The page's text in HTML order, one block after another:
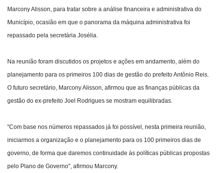
Marcony Alisson, para tratar sobre a análise financeira e administrativa do
Município, ocasião em que o panorama da máquina administrativa foi
repassado pela secretária Josélia.
Na reunião foram discutidos os projetos e ações em andamento, além do
planejamento para os primeiros 100 dias de gestão do prefeito Antônio Reis.
O futuro secretário, Marcony Alisson, afirmou que as finanças públicas da
gestão do ex-prefeito Joel Rodrigues se mostram equilibradas.
"Com base nos números repassados já foi possível, nesta primeira reunião,
iniciarmos a organização e o planejamento para os 100 primeiros dias de
governo, de forma que daremos continuidade às políticas públicas propostas
pelo Plano de Governo", afirmou Marcony.